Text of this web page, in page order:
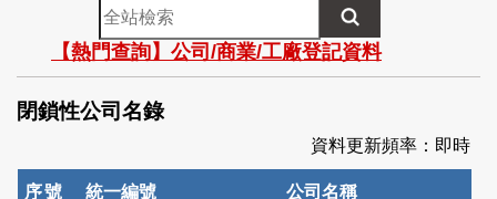
全
站
檢
索
【熱門查詢】公司/商業/工廠登記資料
閉鎖性公司名錄
資料更新頻率：即時
序號 統一編號 公司名稱